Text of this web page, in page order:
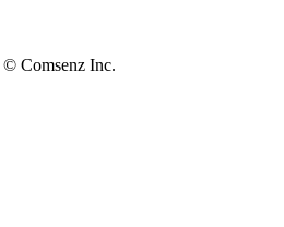
© Comsenz Inc.